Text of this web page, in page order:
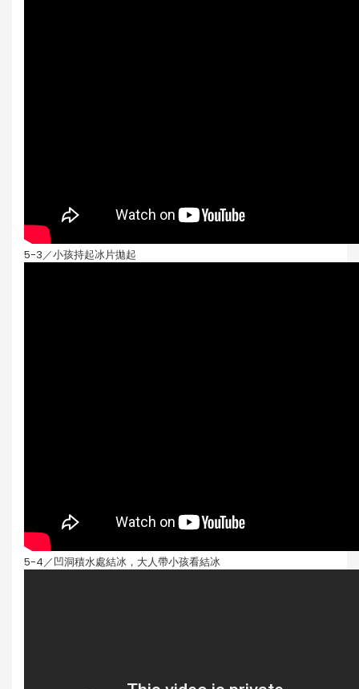
5-3／小孩持起冰片拋起
5-4／凹洞積水處結冰，大人帶小孩看結冰